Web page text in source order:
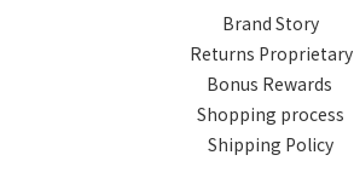
Brand Story
Returns Proprietary
Bonus Rewards
Shopping process
Shipping Policy